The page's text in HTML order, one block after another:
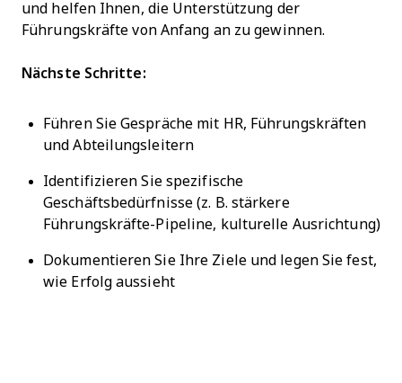
und helfen Ihnen, die Unterstützung der
Führungskräfte von Anfang an zu gewinnen.
Nächste Schritte:
Führen Sie Gespräche mit HR, Führungskräften
und Abteilungsleitern
Identifizieren Sie spezifische
Geschäftsbedürfnisse (z. B. stärkere
Führungskräfte-Pipeline, kulturelle Ausrichtung)
Dokumentieren Sie Ihre Ziele und legen Sie fest,
wie Erfolg aussieht